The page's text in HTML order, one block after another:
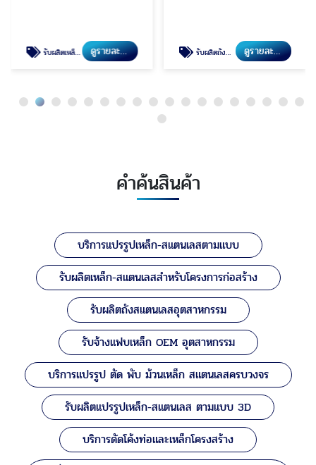
รับผลิตเหล็ก-สแตนเลสสำหรับโครงการก่อสร้าง ดูรายละเอียด รับผลิตถังสแตนเลสอุตสาหกรรม ดูรายละเอียด
คำค้นสินค้า
บริการแปรรูปเหล็ก-สแตนเลสตามแบบ
รับผลิตเหล็ก-สแตนเลสสำหรับโครงการก่อสร้าง
รับผลิตถังสแตนเลสอุตสาหกรรม
รับจ้างแฟบเหล็ก OEM อุตสาหกรรม
บริการแปรรูป ตัด พับ ม้วนเหล็ก สแตนเลสครบวงจร
รับผลิตแปรรูปเหล็ก-สแตนเลส ตามแบบ 3D
บริการดัดโค้งท่อและเหล็กโครงสร้าง